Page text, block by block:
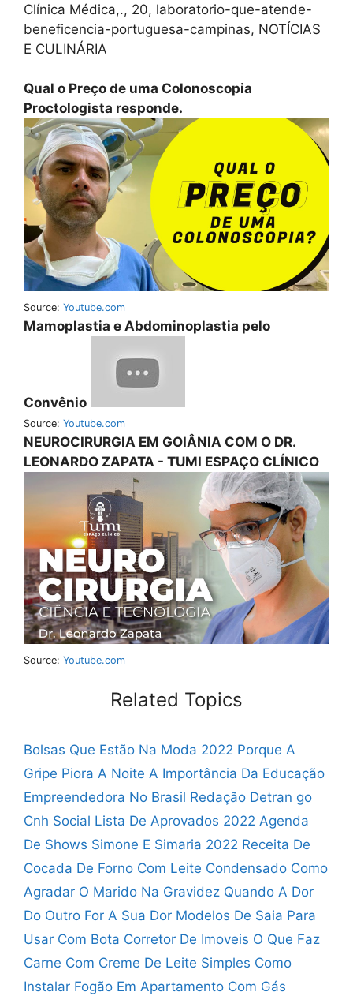
Clínica Médica,., 20, laboratorio-que-atende-
beneficencia-portuguesa-campinas, NOTÍCIAS
E CULINÁRIA
Qual o Preço de uma Colonoscopia
Proctologista responde.
Source: Youtube.com
Mamoplastia e Abdominoplastia pelo
Convênio
Source: Youtube.com
NEUROCIRURGIA EM GOIÂNIA COM O DR.
LEONARDO ZAPATA - TUMI ESPAÇO CLÍNICO
Source: Youtube.com
Related Topics
Bolsas Que Estão Na Moda 2022 Porque A
Gripe Piora A Noite A Importância Da Educação
Empreendedora No Brasil Redação Detran go
Cnh Social Lista De Aprovados 2022 Agenda
De Shows Simone E Simaria 2022 Receita De
Cocada De Forno Com Leite Condensado Como
Agradar O Marido Na Gravidez Quando A Dor
Do Outro For A Sua Dor Modelos De Saia Para
Usar Com Bota Corretor De Imoveis O Que Faz
Carne Com Creme De Leite Simples Como
Instalar Fogão Em Apartamento Com Gás